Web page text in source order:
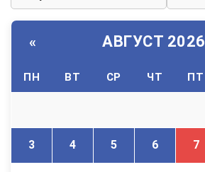
« АВГУСТ 2026
ПН ВТ СР ЧТ ПТ
3 4 5 6 7